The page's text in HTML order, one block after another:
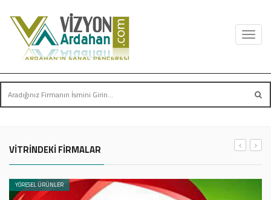
VİTRİNDEKİ FİRMALAR
YÖRESEL ÜRÜNLER